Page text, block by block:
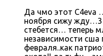
Да чмо этот C4eva
ноября сижу жду…3
стебется… теперь
независимости сша
февраля..как